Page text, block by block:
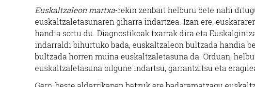
Euskaltzaleon martxa-rekin zenbait helburu bete nahi
euskaltzaletasunaren giharra indartzea. Izan ere,
handia sortu du. Diagnostikoak txarrak dira eta
indarraldi bihurtuko bada, euskaltzaleon bultzada handia
bultzada horren muina euskaltzaletasuna da. Orduan,
euskaltzaletasuna bilgune indartsu, garrantzitsu eta